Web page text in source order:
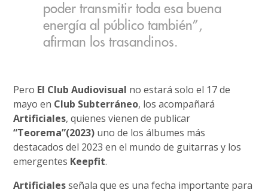
poder transmitir toda esa buena
energía al público también”,
afirman los trasandinos.
Pero El Club Audiovisual no estará solo el 17 de
mayo en Club Subterráneo, los acompañará
Artificiales, quienes vienen de publicar
“Teorema”(2023) uno de los álbumes más
destacados del 2023 en el mundo de guitarras y los
emergentes Keepfit.
Artificialesseñala que es una fecha importante para